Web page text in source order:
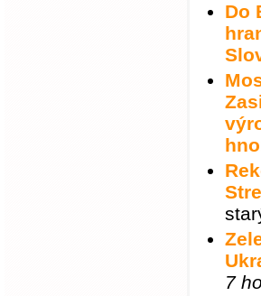
Do
7